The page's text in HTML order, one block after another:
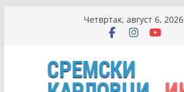
Четвртак, август 6, 2026